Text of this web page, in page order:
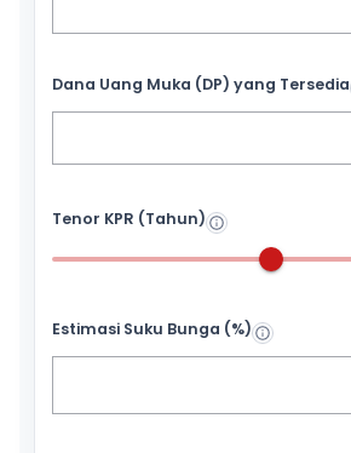
Dana Uang Muka (DP) yang Tersedia
Tenor KPR (Tahun)
Estimasi Suku Bunga (%)